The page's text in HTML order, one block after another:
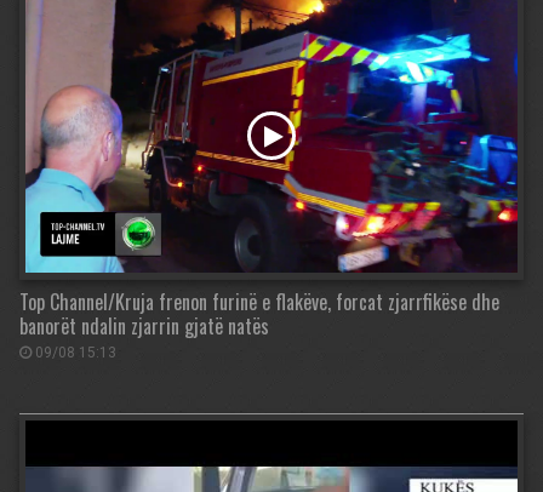
Top Channel/Kruja frenon furinë e flakëve, forcat zjarrfikëse dhe
banorët ndalin zjarrin gjatë natës
09/08 15:13